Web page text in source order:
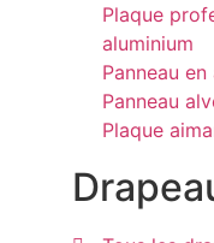
Plaque
aluminium
Panneau
Panneau
Plaque